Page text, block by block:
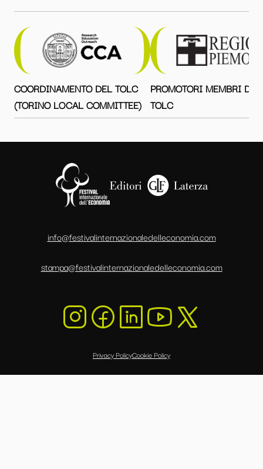
COORDINAMENTO DEL TOLC
(TORINO LOCAL COMMITTEE)
PROMOTORI MEMBRI DEL
TOLC
info@festivalinternazionaledelleconomia.com
stampa@festivalinternazionaledelleconomia.com
Privacy PolicyCookie Policy